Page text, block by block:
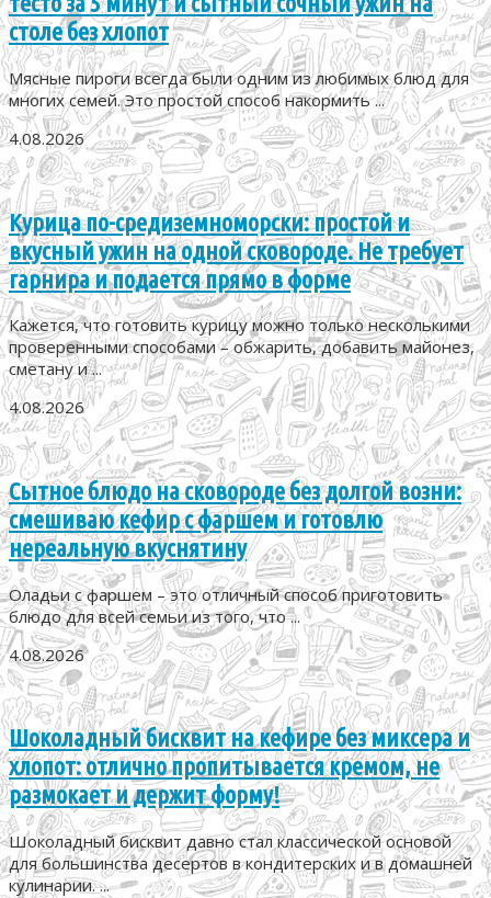
столе без хлопот
Мясные пироги всегда были одним из любимых блюд для
многих семей. Это простой способ накормить ...
4.08.2026
Курица по-средиземноморски: простой и
вкусный ужин на одной сковороде. Не требует
гарнира и подается прямо в форме
Кажется, что готовить курицу можно только несколькими
проверенными способами – обжарить, добавить майонез,
сметану и ...
4.08.2026
Сытное блюдо на сковороде без долгой возни:
смешиваю кефир с фаршем и готовлю
нереальную вкуснятину
Оладьи с фаршем – это отличный способ приготовить
блюдо для всей семьи из того, что ...
4.08.2026
Шоколадный бисквит на кефире без миксера и
хлопот: отлично пропитывается кремом, не
размокает и держит форму!
Шоколадный бисквит давно стал классической основой
для большинства десертов в кондитерских и в домашней
кулинарии. ...